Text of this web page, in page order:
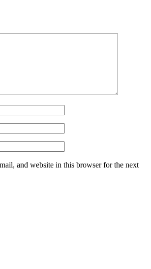
and website in this browser for the next